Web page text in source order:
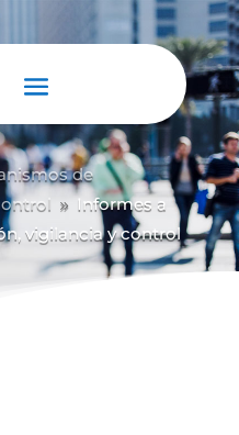
de
9
Informes a
vigilancia y control